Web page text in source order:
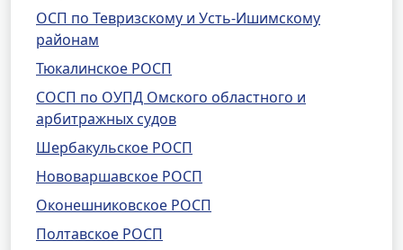
ОСП по Тевризскому и Усть-Ишимскому
районам
Тюкалинское РОСП
СОСП по ОУПД Омского областного и
арбитражных судов
Шербакульское РОСП
Нововаршавское РОСП
Оконешниковское РОСП
Полтавское РОСП